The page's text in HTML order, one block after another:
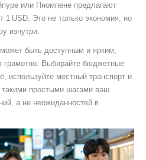
или Пномпене предлагают
1 USD. Это не только экономия, но
изнутри.
быть доступным и ярким,
грамотно. Выбирайте бюджетные
используйте местный транспорт и
такими простыми шагами ваш
а не неожиданностей в